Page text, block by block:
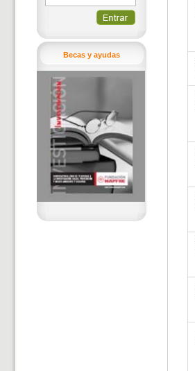
Becas y ayudas